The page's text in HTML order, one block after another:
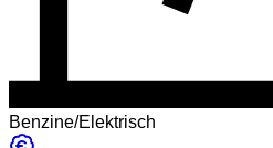
Benzine/Elektrisch